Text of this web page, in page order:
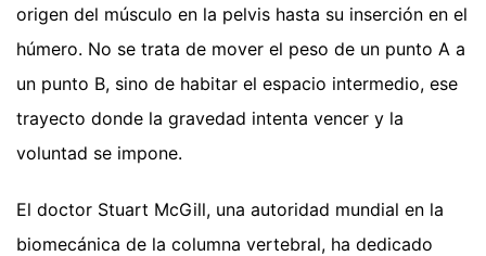
origen del músculo en la pelvis hasta su inserción en el
húmero. No se trata de mover el peso de un punto A a
un punto B, sino de habitar el espacio intermedio, ese
trayecto donde la gravedad intenta vencer y la
voluntad se impone.
El doctor Stuart McGill, una autoridad mundial en la
biomecánica de la columna vertebral, ha dedicado